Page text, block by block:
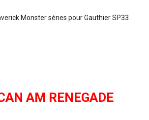
Monster séries pour Gauthier SP33
AM RENEGADE